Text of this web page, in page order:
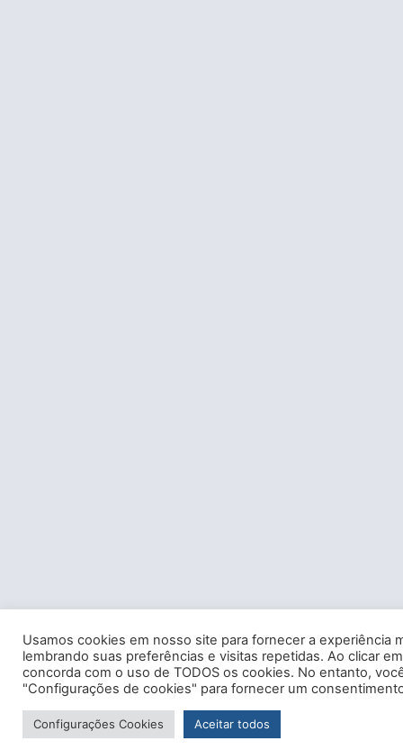
Usamos cookies em nosso site para fornecer a experiência
lembrando suas preferências e visitas repetidas. Ao clicar
concorda com o uso de TODOS os cookies. No entanto,
"Configurações de cookies" para fornecer um
Configurações Cookies Aceitar todos